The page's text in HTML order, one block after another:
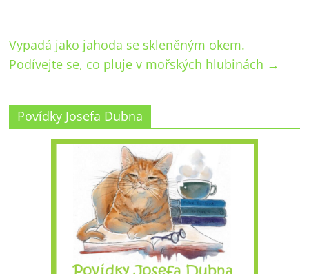
Vypadá jako jahoda se skleněným okem.
Podívejte se, co pluje v mořských hlubinách →
Povídky Josefa Dubna